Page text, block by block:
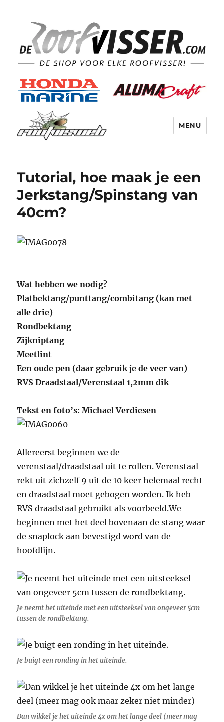
MENU
Tutorial, hoe maak je een
Jerkstang/Spinstang van
40cm?
Wat hebben we nodig?
Platbektang/punttang/combitang (kan met
alle drie)
Rondbektang
Zijkniptang
Meetlint
Een oude pen (daar gebruik je de veer van)
RVS Draadstaal/Verenstaal 1,2mm dik
Tekst en foto’s: Michael Verdiesen
Allereerst beginnen we de
verenstaal/draadstaal uit te rollen. Verenstaal
rekt uit zichzelf 9 uit de 10 keer helemaal recht
en draadstaal moet gebogen worden. Ik heb
RVS draadstaal gebruikt als voorbeeld.We
beginnen met het deel bovenaan de stang waar
de snaplock aan bevestigd word van de
hoofdlijn.
Je neemt het uiteinde met een uitsteeksel van ongeveer 5cm
tussen de rondbektang.
Je buigt een ronding in het uiteinde.
Dan wikkel je het uiteinde 4x om het lange deel (meer mag